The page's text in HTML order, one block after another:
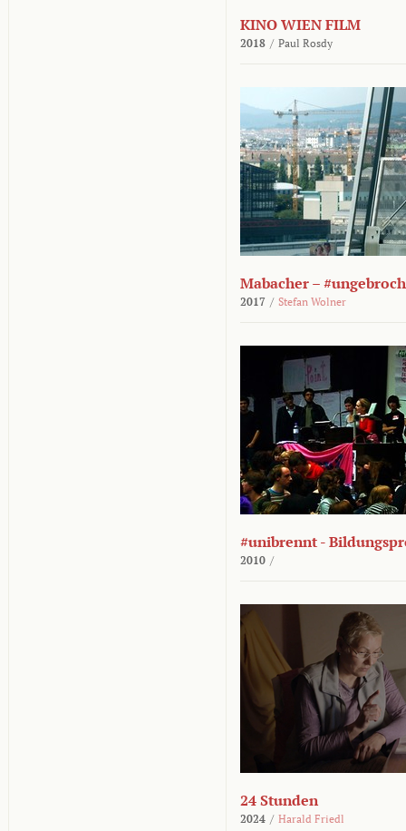
KINO WIEN FILM
2018 / Paul Rosdy
Mabacher –
2017 / Stefan Wolner
#unibrennt -
2010 /
24 Stunden
2024 / Harald Friedl